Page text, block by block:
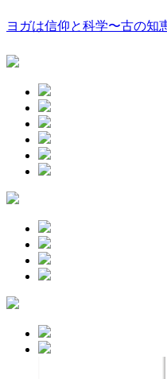
ヨガは信仰と科学〜古の知